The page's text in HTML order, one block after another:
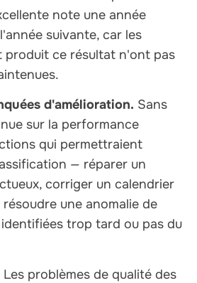
note une année
suivante, car les
produit ce résultat n'ont pas
d'amélioration. Sans
sur la performance
qui permettraient
— réparer un
corriger un calendrier
une anomalie de
trop tard ou pas du
Les problèmes de qualité des